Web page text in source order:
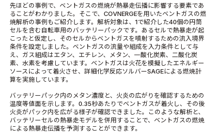
先ほどの事例で、ベントガスの燃焼が熱暴走伝播に影響する要素であ
ることがわかりました。そこで、COVNERGEを用いたベントガスの燃
焼解析の事例もご紹介します。解析対象は、1で紹介した40個の円筒
セルを含む自転車用のバッテリーパックです。あるセルで熱暴走が起
こったと仮定し、そのセルからベントガスを噴射するための流入境界
条件を設定しました。ベントガスの流量や組成を入力条件として与
え、ガス組成はエタン、エチレン、メタン、一酸化炭素、二酸化炭
素、水素を考慮しています。ベントガスは火花を模擬したエネルギー
ソースによって着火させ、詳細化学反応ソルバーSAGEによる燃焼計
算を実施しています。
バッテリーパック内のメタン濃度と、火炎の広がりを確認するための
温度等値面を示します。0.35秒あたりでベントガスが着火し、その後
火炎がパック内を広がる様子が確認できました。このような解析と、
バッテリーセルの熱暴走モデルを併用することで、ベントガスの燃焼
による熱暴走伝播を予測することができます。